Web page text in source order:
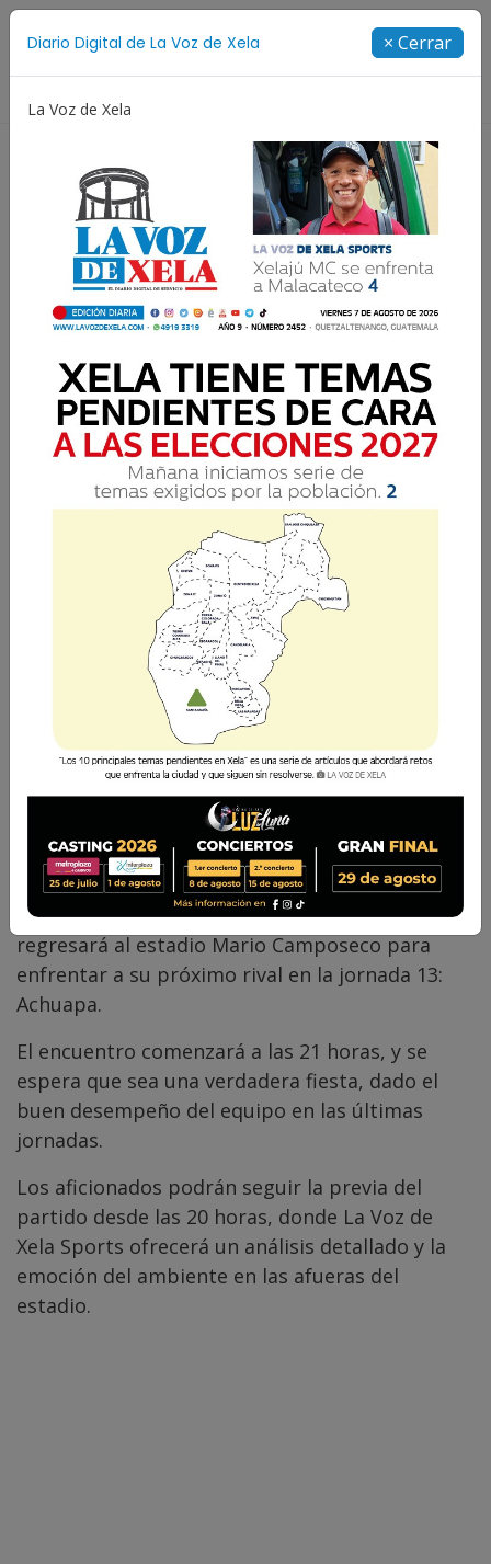
Diario Digital de La Voz de Xela × Cerrar
La Voz de Xela
Xelajú MC vuelve a casa:
sigue el partido en vivo por
La Voz de Xela Sports
La Voz de Xela · Redacción 21 Octubre 2024 16:24
El próximo sábado 26 de octubre, el líder
solitario del torneo Apertura 2024, Xelajú MC,
regresará al estadio Mario Camposeco para
enfrentar a su próximo rival en la jornada 13:
Achuapa.
El encuentro comenzará a las 21 horas, y se
espera que sea una verdadera fiesta, dado el
buen desempeño del equipo en las últimas
jornadas.
Los aficionados podrán seguir la previa del
partido desde las 20 horas, donde La Voz de
Xela Sports ofrecerá un análisis detallado y la
emoción del ambiente en las afueras del
estadio.